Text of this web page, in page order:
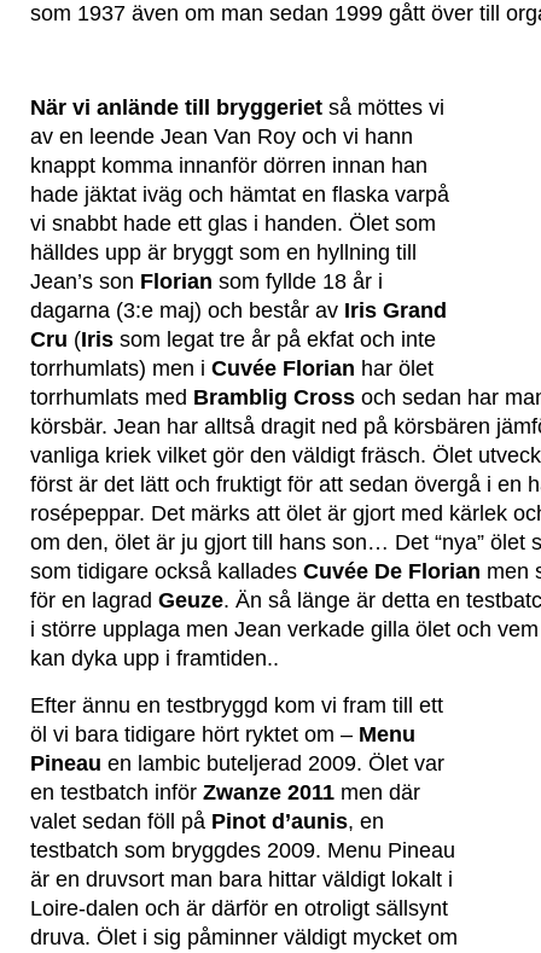
som 1937 även om man sedan 1999 gått över till
När vi anlände till bryggeriet så möttes vi
av en leende Jean Van Roy och vi hann
knappt komma innanför dörren innan han
hade jäktat iväg och hämtat en flaska varpå
vi snabbt hade ett glas i handen. Ölet som
hälldes upp är bryggt som en hyllning till
Jean’s son Florian som fyllde 18 år i
dagarna (3:e maj) och består av Iris Grand
Cru (Iris som legat tre år på ekfat och inte
torrhumlats) men i Cuvée Florian har ölet
torrhumlats med Bramblig Cross och sedan har
körsbär. Jean har alltså dragit ned på körsbären
vanliga kriek vilket gör den väldigt fräsch. Ölet
först är det lätt och fruktigt för att sedan övergå i en
rosépeppar. Det märks att ölet är gjort med kärlek
om den, ölet är ju gjort till hans son… Det “nya” ölet
som tidigare också kallades Cuvée De Florian men
för en lagrad Geuze. Än så länge är detta en
i större upplaga men Jean verkade gilla ölet och
kan dyka upp i framtiden..
Efter ännu en testbryggd kom vi fram till ett
öl vi bara tidigare hört ryktet om – Menu
Pineau en lambic buteljerad 2009. Ölet var
en testbatch inför Zwanze 2011 men där
valet sedan föll på Pinot d’aunis, en
testbatch som bryggdes 2009. Menu Pineau
är en druvsort man bara hittar väldigt lokalt i
Loire-dalen och är därför en otroligt sällsynt
druva. Ölet i sig påminner väldigt mycket om